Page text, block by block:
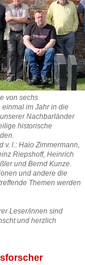
von sechs
im Jahr in die
Nachbarländer
historische
v. l.: Haio Zimmermann,
Riepshoff, Heinrich
und Bernd Kunze.
und andere die
Themen werden
Leser/innen sind
und herzlich